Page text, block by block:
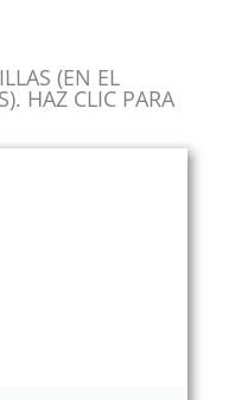
(EN EL
HAZ CLIC PARA